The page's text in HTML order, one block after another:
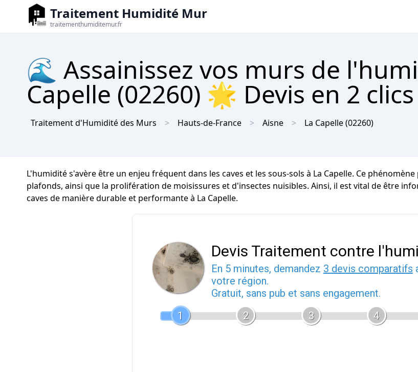
Traitement Humidité Mur
traitementhumiditemur.fr
🌊 Assainissez vos murs de
Capelle (02260) 🌟 Devis en 2
Traitement d'Humidité des Murs Hauts-de-France Aisne La Capelle(02260)
L'humidité s'avère être un enjeu fréquent dans les caves et les sous-sols à La Capelle. Ce
plafonds, ainsi que la prolifération de moisissures et d'insectes nuisibles. Ainsi, il est vital de être
caves de manière durable et performante à La Capelle.
Devis Traitement contre
En 5 minutes, demandez 3 devis comparatifs
votre région.
Gratuit, sans pub et sans engagement.
1
2 3 4